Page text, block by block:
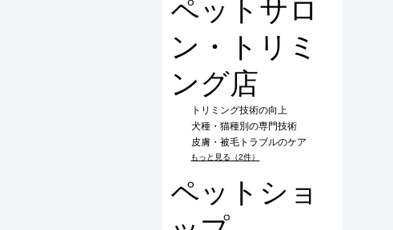
ペットサロ
ン・トリミ
ング店
トリミング技術の向上
犬種・猫種別の専門技術
皮膚・被毛トラブルのケア
もっと見る（2件）
ペットショ